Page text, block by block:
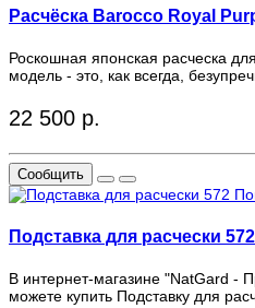
Расчёска Barocco Royal
Роскошная японская расческа
модель - это, как всегда,
22 500 р.
Сообщить
Подставка для расчески 572
В интернет-магазине "NatGard -
можете купить Подставку для